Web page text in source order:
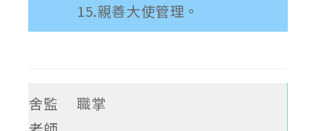
15.親善大使管理。
舍監
職掌